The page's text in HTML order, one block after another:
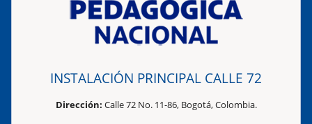
INSTALACIÓN PRINCIPAL CALLE 72
Dirección: Calle 72 No. 11-86, Bogotá, Colombia.